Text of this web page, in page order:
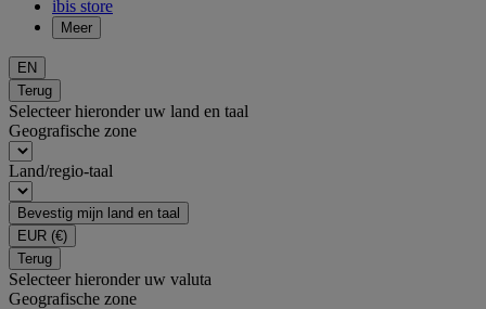
ibis store
Meer
EN
Terug
Selecteer hieronder uw land en taal
Geografische zone
Land/regio-taal
Bevestig mijn land en taal
EUR (€)
Terug
Selecteer hieronder uw valuta
Geografische zone